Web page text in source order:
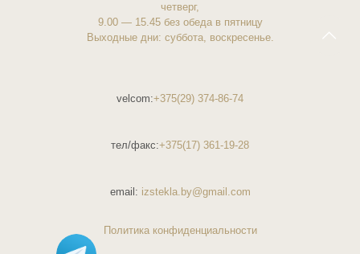
четверг,
9.00 — 15.45 без обеда в пятницу
Выходные дни: суббота, воскресенье.
velcom:+375(29) 374-86-74
тел/факс:+375(17) 361-19-28
email: izstekla.by@gmail.com
Политика конфиденциальности